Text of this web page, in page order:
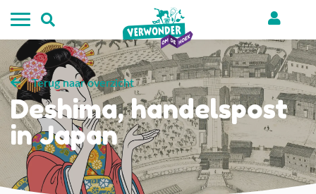
Terug naar overzicht
Deshima, handelspost
in Japan